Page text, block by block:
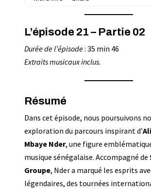
L’épisode 21 – Partie 02
Durée de l’épisode: 35 min 46
Extraits musicaux inclus.
Résumé
Dans cet épisode, nous poursuivons
exploration du parcours inspirant d’
Mbaye Nder, une figure
musique sénégalaise. Accompagné de
Groupe, Nder a marqué les esprits
légendaires, des tournées